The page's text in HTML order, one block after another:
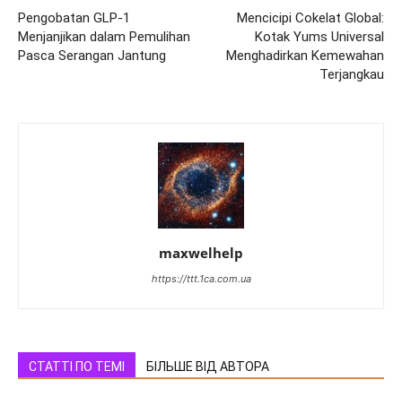
Pengobatan GLP-1
Menjanjikan dalam Pemulihan
Pasca Serangan Jantung
Mencicipi Cokelat Global:
Kotak Yums Universal
Menghadirkan Kemewahan
Terjangkau
maxwelhelp
https://ttt.1ca.com.ua
СТАТТІ ПО ТЕМІ БІЛЬШЕ ВІД АВТОРА